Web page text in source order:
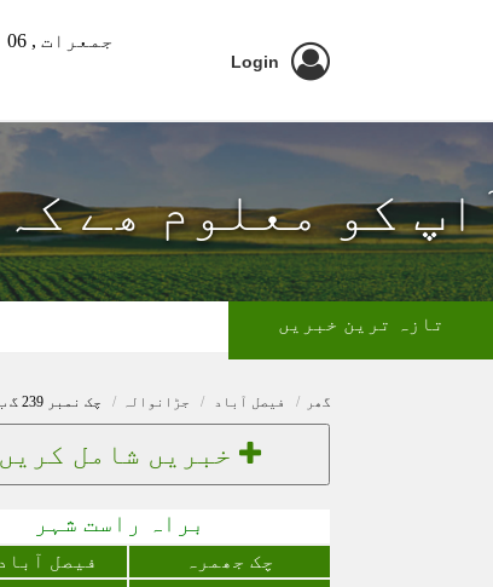
جمعرات , 06 اگست 2026 ء
Login
ٓاپ کو معلوم ھے
تازہ ترین خبریں
گھر فیصل آباد جڑانوالہ چک نمبر 239 گ ب کی ایک دلفریب صبح میں دوستوں کی ملاقات
خبریں شامل کریں
براہ راست شہر
چک جھمرہ
فیصل